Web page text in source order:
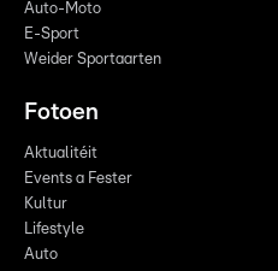
Auto-Moto
E-Sport
Weider Sportaarten
Fotoen
Aktualitéit
Events a Fester
Kultur
Lifestyle
Auto